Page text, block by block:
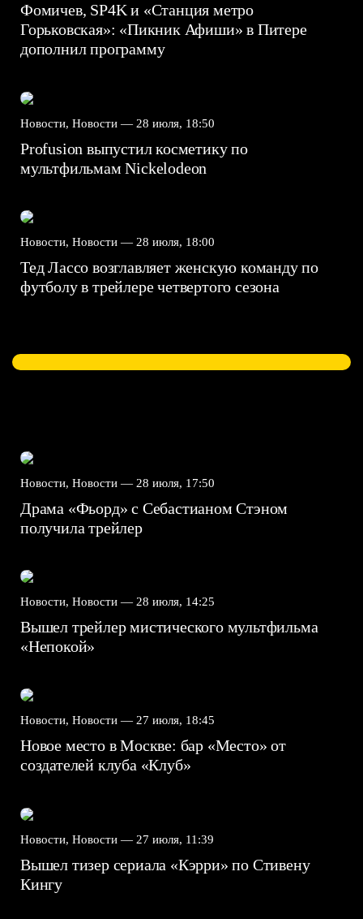
Фомичев, SP4K и «Станция метро
Горьковская»: «Пикник Афиши» в Питере
дополнил программу
Новости, Новости — 28 июля, 18:50
Profusion выпустил косметику по
мультфильмам Nickelodeon
Новости, Новости — 28 июля, 18:00
Тед Лассо возглавляет женскую команду по
футболу в трейлере четвертого сезона
Новости, Новости — 28 июля, 17:50
Драма «Фьорд» с Себастианом Стэном
получила трейлер
Новости, Новости — 28 июля, 14:25
Вышел трейлер мистического мультфильма
«Непокой»
Новости, Новости — 27 июля, 18:45
Новое место в Москве: бар «Место» от
создателей клуба «Клуб»
Новости, Новости — 27 июля, 11:39
Вышел тизер сериала «Кэрри» по Стивену
Кингу